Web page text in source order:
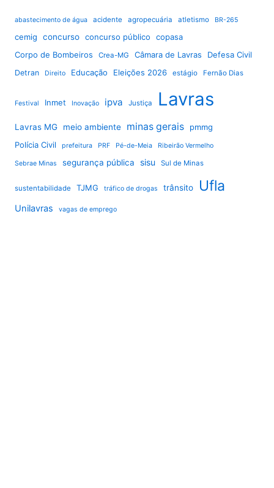
abastecimento de água acidente agropecuária atletismo BR-265
cemig concurso concurso público
copasa
Corpo de Bombeiros
Crea-MG Câmara de Lavras Defesa Civil
Detran Direito Educação Eleições 2026 estágio Fernão Dias
Festival Inmet Inovação ipva Justiça Lavras
Lavras MG meio ambiente minas gerais
pmmg
Polícia Civil
prefeitura PRF Pé-de-Meia Ribeirão Vermelho
Sebrae Minas segurança pública sisu Sul de Minas
sustentabilidade TJMG tráfico de drogas trânsito Ufla
Unilavras vagas de emprego